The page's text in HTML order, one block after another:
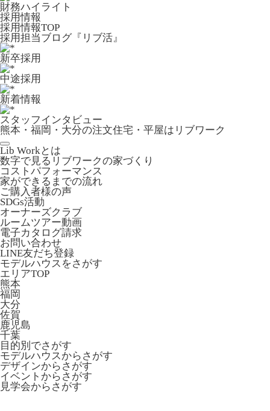
財務ハイライト
採用情報
採用情報TOP
採用担当ブログ『リブ活』
新卒採用
中途採用
新着情報
スタッフインタビュー
熊本・福岡・大分の注文住宅・平屋はリブワーク
Lib Workとは
数字で見るリブワークの家づくり
コストパフォーマンス
家ができるまでの流れ
ご購入者様の声
SDGs活動
オーナーズクラブ
ルームツアー動画
電子カタログ請求
お問い合わせ
LINE友だち登録
モデルハウスをさがす
エリアTOP
熊本
福岡
大分
佐賀
鹿児島
千葉
目的別でさがす
モデルハウスからさがす
デザインからさがす
イベントからさがす
見学会からさがす